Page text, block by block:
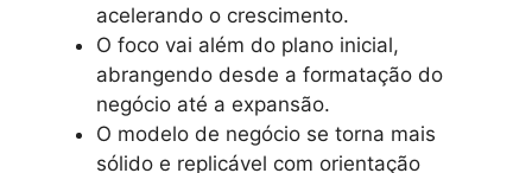
acelerando o crescimento.
O foco vai além do plano inicial,
abrangendo desde a formatação do
negócio até a expansão.
O modelo de negócio se torna mais
sólido e replicável com orientação